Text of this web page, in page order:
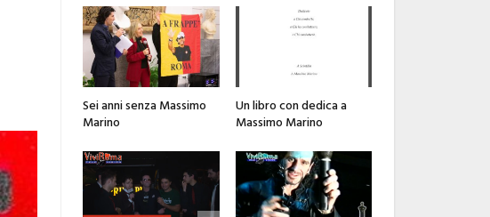
Sei anni senza Massimo
Marino
Un libro con dedica a
Massimo Marino